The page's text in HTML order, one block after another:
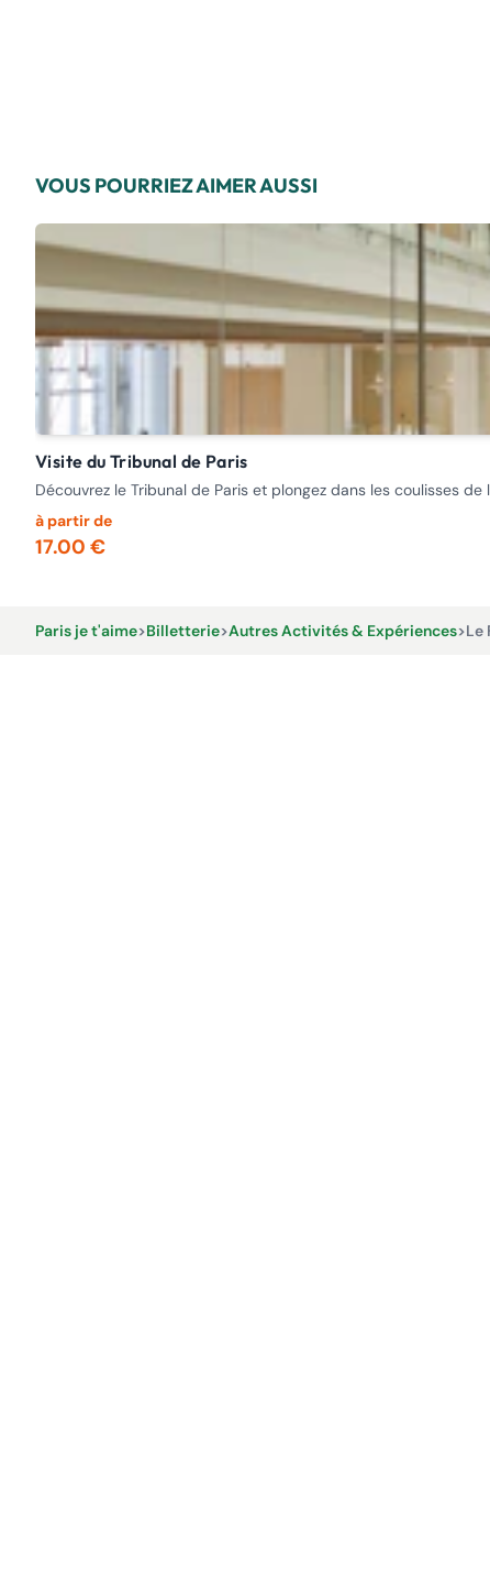
VOUS POURRIEZ AIMER AUSSI
Visite du Tribunal de Paris
Découvrez le Tribunal de Paris et plongez dans les coulisses
à partir de
17.00 €
Paris je t'aime>Billetterie>Autres Activités & Expériences>Le